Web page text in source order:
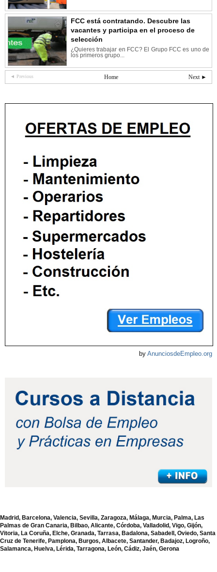
FCC está contratando. Descubre las
vacantes y participa en el proceso de
selección
¿Quieres trabajar en FCC? El Grupo FCC es uno de
los primeros grupo...
◄ Previous Next ►
Home
by AnunciosdeEmpleo.org
Madrid, Barcelona, Valencia, Sevilla, Zaragoza, Málaga, Murcia, Palma, Las
Palmas de Gran Canaria, Bilbao, Alicante, Córdoba, Valladolid, Vigo, Gijón,
Vitoria, La Coruña, Elche, Granada, Tarrasa, Badalona, Sabadell, Oviedo, Santa
Cruz de Tenerife, Pamplona, Burgos, Albacete, Santander, Badajoz, Logroño,
Salamanca, Huelva, Lérida, Tarragona, León, Cádiz, Jaén, Gerona